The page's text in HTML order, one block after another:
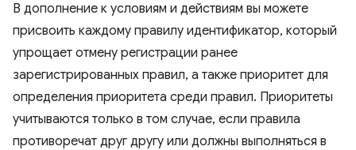
В дополнение к условиям и действиям вы можете
присвоить каждому правилу идентификатор, который
упрощает отмену регистрации ранее
зарегистрированных правил, а также приоритет для
определения приоритета среди правил. Приоритеты
учитываются только в том случае, если правила
противоречат друг другу или должны выполняться в